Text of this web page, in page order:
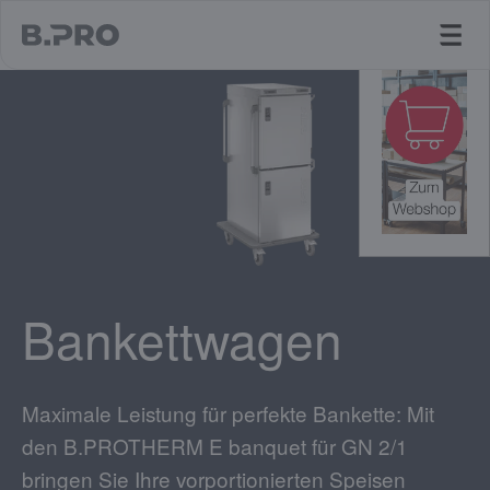
Bankettwagen
Maximale Leistung für perfekte Bankette: Mit
den B.PROTHERM E banquet für GN 2/1
bringen Sie Ihre vorportionierten Speisen